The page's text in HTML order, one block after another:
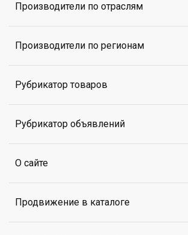
Производители по отраслям
Производители по регионам
Рубрикатор товаров
Рубрикатор объявлений
О сайте
Продвижение в каталоге